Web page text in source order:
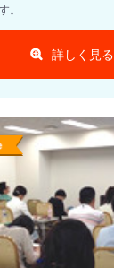
。
詳しく見る